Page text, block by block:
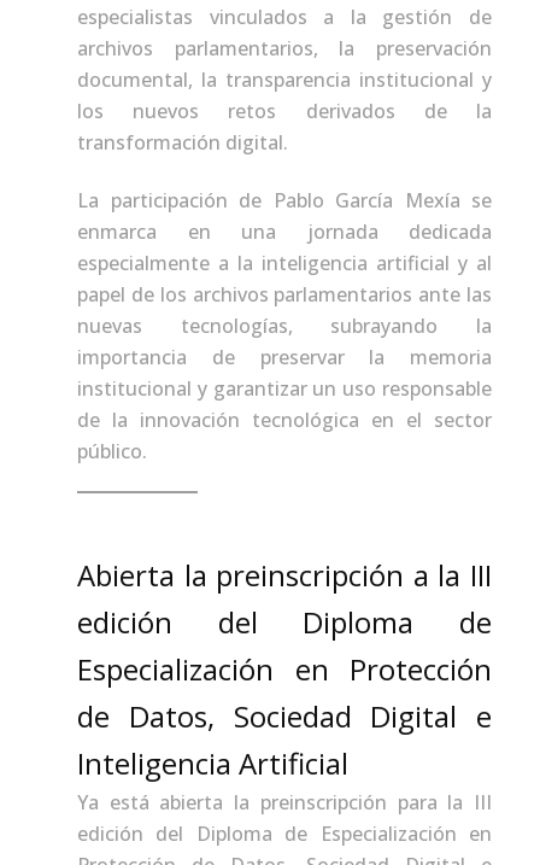
especialistas vinculados a la gestión de
archivos parlamentarios, la preservación
documental, la transparencia institucional y
los nuevos retos derivados de la
transformación digital.
La participación de Pablo García Mexía se
enmarca en una jornada dedicada
especialmente a la inteligencia artificial y al
papel de los archivos parlamentarios ante las
nuevas tecnologías, subrayando la
importancia de preservar la memoria
institucional y garantizar un uso responsable
de la innovación tecnológica en el sector
público.
Abierta la preinscripción a la III
edición del Diploma de
Especialización en Protección
de Datos, Sociedad Digital e
Inteligencia Artificial
Ya está abierta la preinscripción para la III
edición del Diploma de Especialización en